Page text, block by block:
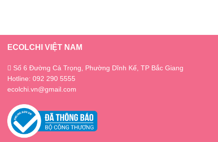
ECOLCHI VIỆT NAM
Số 6 Đường Cả Trọng, Phường Dĩnh Kế, TP Bắc Giang
Hotline: 092 290 5555
ecolchi.vn@gmail.com